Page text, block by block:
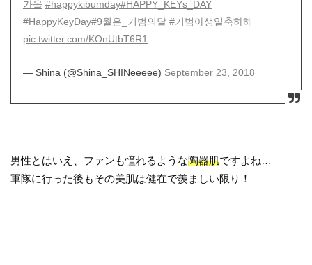
가을 #happykibumday#HAPPY_KEYs_DAY
#HappyKeyDay#9월은_기범의달 #기범아생일축하해
pic.twitter.com/KOnUtbT6R1
— Shina (@Shina_SHINeeeee) September 23, 2018
男性とはいえ、ファンも憧れるような陶器肌ですよね…
軍隊に行った後もその美肌は健在で羨ましい限り！